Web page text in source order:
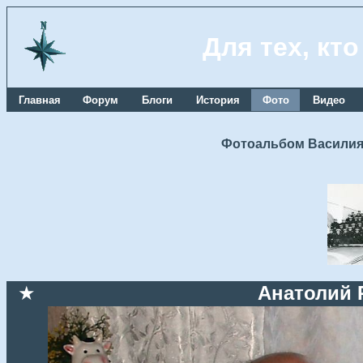
Для тех,
Главная Форум Блоги История Фото Видео
Фотоальбом
★ Анатолий